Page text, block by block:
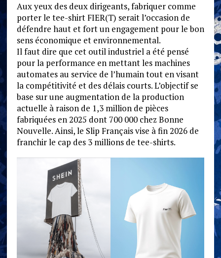
Aux yeux des deux dirigeants, fabriquer comme
porter le tee-shirt FIER(T) serait l’occasion de
défendre haut et fort un engagement pour le bon
sens économique et environnemental.
Il faut dire que cet outil industriel a été pensé
pour la performance en mettant les machines
automates au service de l’humain tout en visant
la compétitivité et des délais courts. L’objectif se
base sur une augmentation de la production
actuelle à raison de 1,3 million de pièces
fabriquées en 2025 dont 700 000 chez Bonne
Nouvelle. Ainsi, le Slip Français vise à fin 2026 de
franchir le cap des 3 millions de tee-shirts.